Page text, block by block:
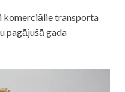
komerciālie transporta
pagājušā gada